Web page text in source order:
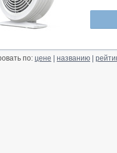
по: цене названию